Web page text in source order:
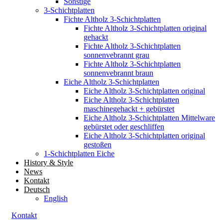
3-Schichtplatten
Fichte Altholz 3-Schichtplatten
Fichte Altholz 3-Schichtplatten original
gehackt
Fichte Altholz 3-Schichtplatten
sonnenvebrannt grau
Fichte Altholz 3-Schichtplatten
sonnenvebrannt braun
Eiche Altholz 3-Schichtplatten
Eiche Altholz 3-Schichtplatten original
Eiche Altholz 3-Schichtplatten
maschinegehackt + gebürstet
Eiche Altholz 3-Schichtplatten Mittelware
gebürstet oder geschliffen
Eiche Altholz 3-Schichtplatten original
gestoßen
1-Schichtplatten Eiche
History & Style
News
Kontakt
Deutsch
English
Kontakt